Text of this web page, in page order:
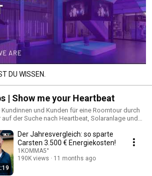
DU WISSEN.
| Show me your Heartbeat
und Kunden für eine Roomtour durch
auf der Suche nach Heartbeat, Solaranlage und
Der Jahresvergleich: so sparte
Carsten 3.500 € Energiekosten!
1KOMMA5°
190K views
11 months ago